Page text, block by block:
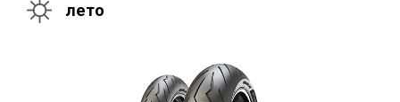
лето